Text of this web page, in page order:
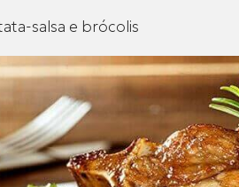
salsa e brócolis